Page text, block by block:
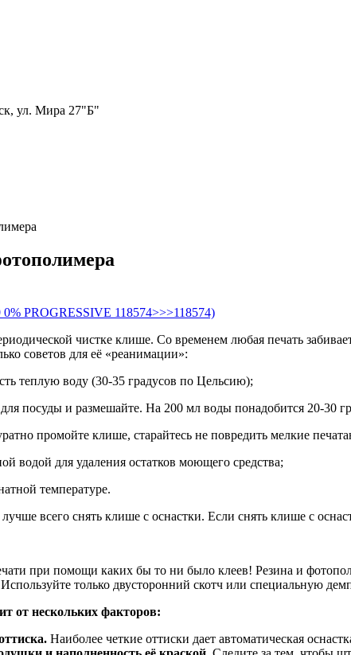
ул. Мира 27"Б"
чистке клише. Со временем любая печать
советов для её «реанимации»:
теплую воду (30-35 градусов по Цельсию);
посуды и размешайте. На 200 мл воды понадобится 20-30
промойте клише, старайтесь не повредить мелкие
водой для удаления остатков моющего средства;
температуре.
всего снять клише с оснастки. Если снять клише с
при помощи каких бы то ни было клеев! Резина и
только двусторонний скотч или специальную
от нескольких факторов:
Наиболее четкие оттиски дает автоматическая